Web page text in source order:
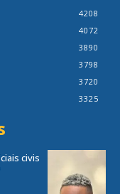
4208
4072
3890
3798
3720
3325
civis